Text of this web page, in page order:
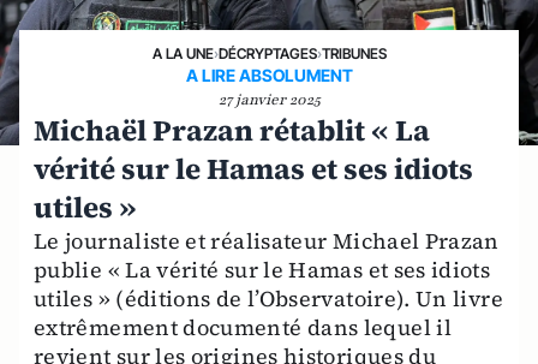
A LA UNE›DÉCRYPTAGES›TRIBUNES
A LIRE ABSOLUMENT
27 janvier 2025
Michaël Prazan rétablit « La
vérité sur le Hamas et ses idiots
utiles »
Le journaliste et réalisateur Michael Prazan
publie « La vérité sur le Hamas et ses idiots
utiles » (éditions de l’Observatoire). Un livre
extrêmement documenté dans lequel il
revient sur les origines historiques du